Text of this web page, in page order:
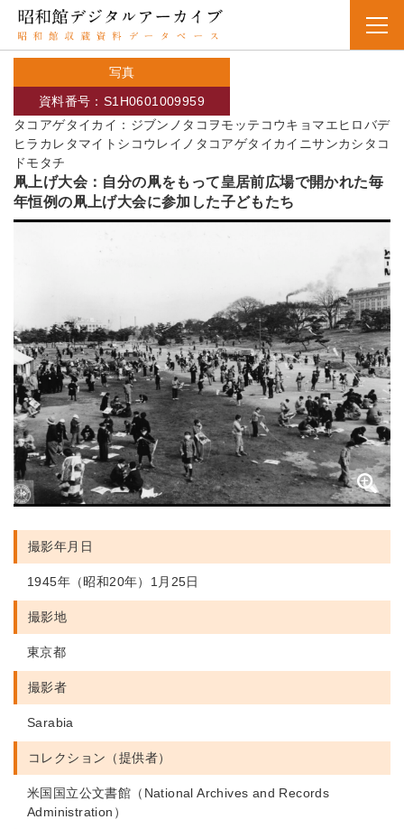
写真
タコアゲタイカイ：ジブンノタコヲモッテコウキョマエヒロバデ
ヒラカレタマイトシコウレイノタコアゲタイカイニサンカシタコ
ドモタチ
資料番号：S1H0601009959
凧上げ大会：自分の凧をもって皇居前広場で開かれた毎
年恒例の凧上げ大会に参加した子どもたち
撮影年月日
1945年（昭和20年）1月25日
撮影地
東京都
撮影者
Sarabia
コレクション（提供者）
米国国立公文書館（National Archives and Records
Administration）